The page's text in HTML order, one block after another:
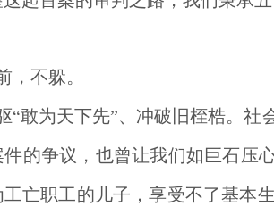
，不躲。
“敢为天下先”、冲破旧桎梏。社
的争议，也曾让我们如巨石压
亡职工的儿子，享受不了基本